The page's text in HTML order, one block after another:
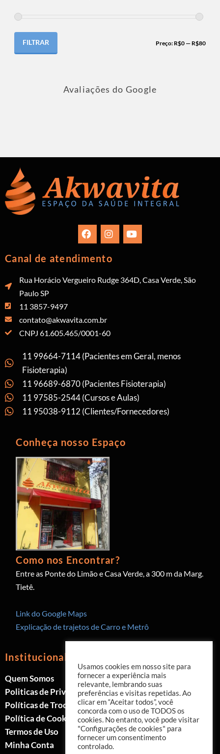
FILTRAR Preço: R$0 — R$80
Avaliações do Google
Canal de atendimento
Rua Horácio Vergueiro Rudge 364D, Casa Verde, São
Paulo SP
11 3857-9497
contato@akwavita.com.br
CNPJ 61.605.465/0001-60
11 99664-7114 (Pacientes em Geral, menos
Fisioterapia)
11 96689-6870 (Pacientes Fisioterapia)
11 97585-2544 (Cursos e Aulas)
11 95038-9112 (Clientes/Fornecedores)
Conheça nosso Espaço
Como nos Encontrar?
Entre as Ponte do Limão e Casa Verde, a 300 m da Marg.
Tietê.
Link do Google Maps
Explicação de trajetos de Carro e Metrô
Institucional
Quem Somos
Politicas de Privacidade
Políticas de Trocas e Devoluções
Política de Cookies
Termos de Uso
Minha Conta
Usamos cookies em nosso site para
fornecer a experiência mais
relevante, lembrando suas
preferências e visitas repetidas. Ao
clicar em “Aceitar todos”, você
concorda com o uso de TODOS os
cookies. No entanto, você pode visitar
"Configurações de cookies" para
fornecer um consentimento
controlado.